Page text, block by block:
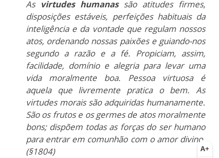
As virtudes humanas são atitudes firmes,
disposições estáveis, perfeições habituais da
inteligência e da vontade que regulam nossos
atos, ordenando nossas paixões e guiando-nos
segundo a razão e a fé. Propiciam, assim,
facilidade, domínio e alegria para levar uma
vida moralmente boa. Pessoa virtuosa é
aquela que livremente pratica o bem. As
virtudes morais são adquiridas humanamente.
São os frutos e os germes de atos moralmente
bons; dispõem todas as forças do ser humano
para entrar em comunhão com o amor divino.
(§1804)